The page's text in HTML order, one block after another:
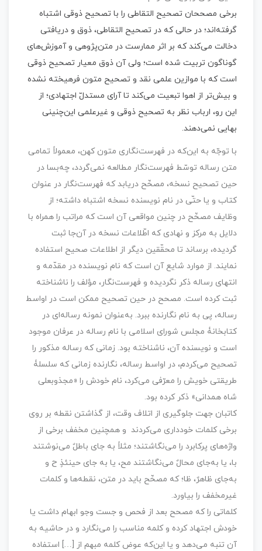
برخی مصححان تصحیح التقاطی را با تصحیح ذوقی اشتباه
گرفته‌اند؛ در حالی که در تصحیح التقاطی، ذوق و دریافتی
دخالت می‌کند که بر اثر ممارست در متن‌پژوهی و آموزش‌های
گوناگون تربیت شده است؛ ولی آن ذوق معیار تصحیح ذوقی
است که با موازین علمی نقد و تصحیح متون فرهیخته نشده
و بیش‌تر از اهوا تبعیت می‌کند تا آرای مستدلّ اجتهادی؛ از
این رو، ارباب نظر به تصحیح ذوقی و غیرعلمی این‌چنینی
بهایی نمی‌دهند.
با توجّه به این‌که در فهرست‌نگاری متون کهن، معمولاً تمامی
متن رساله توسّط فهرست‌نگار مطالعه نمی‌گردد، چه‌بسا در
حین تصحیح نسخه، مصحِّح دریابد که فهرست‌نگار در عنوان
کتاب و یا حتّی در نام نویسنده نسخه اشتباه داشته؛ از
وظایف مصحِّح در چنین مواقعی آن است که مراتب را همراه با
دلایل به مرکز و نهادی که اطّلاعات نسخه در آن‌جا ثبت
گردیده، برساند تا محقّقین دیگر از اطلاعات صحیح استفاده
نمایند. از موارد شایع آن است که نام نویسنده در مقدّمه و
انتهای رساله ذکر نگردیده و فهرست‌نگار، مؤلف را ناشناخته
ثبت کرده است. مصحح در حین تصحیح ممکن است در اواسط
رساله، پی به نام نگارنده ببرد. به‌عنوان نمونه رساله‌ای در
کتابخانۀ مجلس شورای اسلامی با نام رساله در عرفان موجود
است و نویسنده آن، ناشناخته بود. زمانی که رساله مذکور را
تصحیح می‌کردم، در اواسط رساله، نگارنده زمانی که سلسلۀ
طریقتی خویش را معرّفی می‌کرد، نام خودش را «مجذوبعلی
شاه همدانی» ذکر کرده بود.
کاتبان جهت جلوگیری از اتلاف وقت، از گذاشتن نقطه بر روی
برخی کلمات خودداری می‌کردند و همچنین مخفف برخی از
واژه‌های پرکابرد را می‌نگاشتند؛ مثلاً به جای باطلٌ می‌نوشتند
با، یا به‌جای محالٌ می‌نگاشتند مح، یا به جای حینئذٍ ح و
به‌جای ظاهرٌ، ظا؛ که مصحِّح باید در متن، نقطه‌ها و کلمات
غیرمخفف را بیاورد.
کلماتی را که مصحح بعد از فحص و جست وجو ابهام داشت یا
خودش اجتهاد کرده و کلمه مناسب را می‌نگارد و در حاشیه به
آن تنبه می‌دهد و یا این‌که عوض کلمه مبهم از […] استفاده